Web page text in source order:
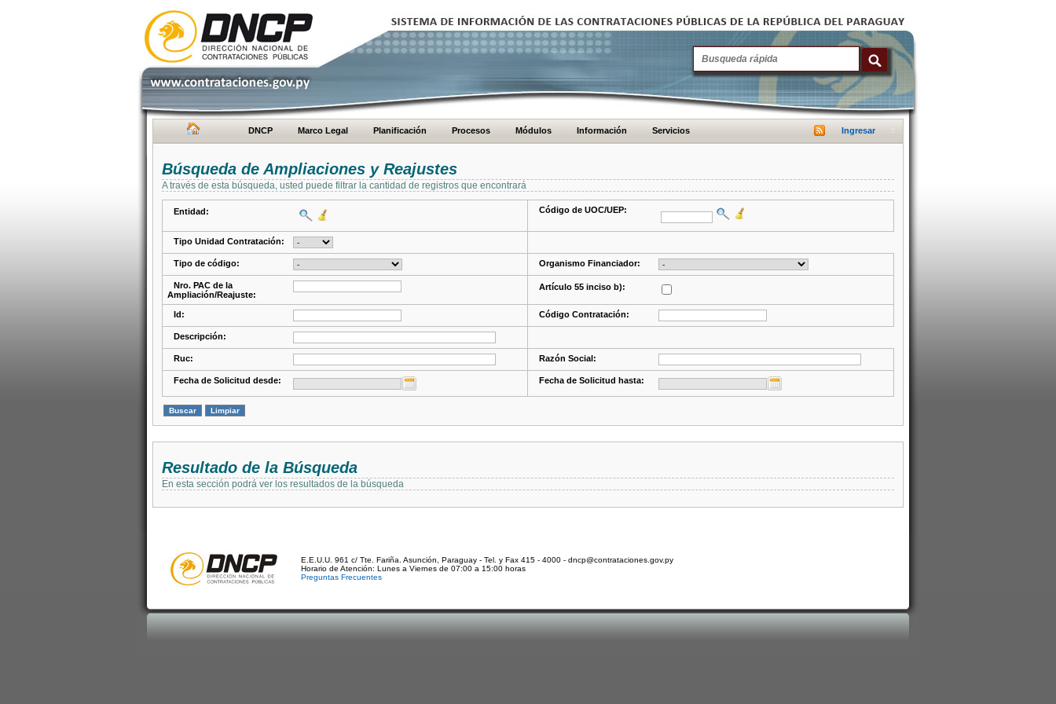
DNCP Marco Legal Planificación Procesos Módulos Información Servicios Ingresar
Búsqueda de Ampliaciones y Reajustes
A través de esta búsqueda, usted puede filtrar la cantidad de registros que encontrará
Entidad: Código de UOC/UEP:
Tipo Unidad Contratación:
Tipo de código: Organismo Financiador:
Nro. PAC de la
Ampliación/Reajuste:
Artículo 55 inciso b):
Id: Código Contratación:
Descripción:
Ruc: Razón Social:
Fecha de Solicitud desde: Fecha de Solicitud hasta:
Resultado de la Búsqueda
En esta sección podrá ver los resultados de la búsqueda
E.E.U.U. 961 c/ Tte. Fariña. Asunción, Paraguay - Tel. y Fax 415 - 4000 - dncp@contrataciones.gov.py
Horario de Atención: Lunes a Viernes de 07:00 a 15:00 horas
Preguntas Frecuentes